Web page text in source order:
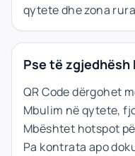
qytete dhe zona
Pse të zgjedhësh
QR Code dërgohet
Mbulim në qytete,
Mbështet hotspot
Pa kontrata apo